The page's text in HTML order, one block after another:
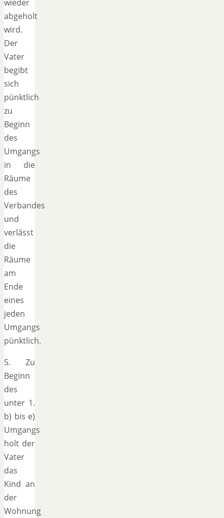
wieder
abgeholt
wird.
Der
Vater
begibt
sich
pünktlich
zu
Beginn
des
Umgangs
in die
Räume
des
Verbandes
und
verlässt
die
Räume
am
Ende
eines
jeden
Umgangs
pünktlich.
5. Zu
Beginn
des
unter 1.
b) bis e)
Umgangs
holt der
Vater
das
Kind an
der
Wohnung